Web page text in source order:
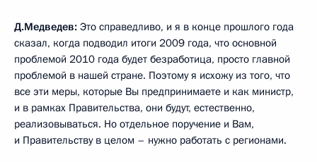
Д.Медведев: Это справедливо, и я в конце прошлого года
сказал, когда подводил итоги 2009 года, что основной
проблемой 2010 года будет безработица, просто главной
проблемой в нашей стране. Поэтому я исхожу из того, что
все эти меры, которые Вы предпринимаете и как министр,
и в рамках Правительства, они будут, естественно,
реализовываться. Но отдельное поручение и Вам,
и Правительству в целом – нужно работать с регионами.